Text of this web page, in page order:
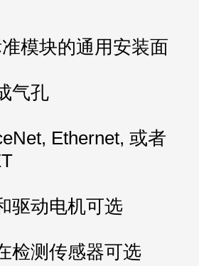
模块的通用安装面
气孔
Ethernet, 或者
驱动电机可选
检测传感器可选